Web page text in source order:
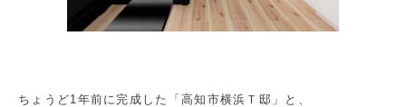
ちょうど1年前に完成した「高知市横浜Ｔ邸」と、